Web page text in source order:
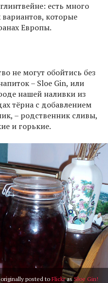
есть много
которые
Европы.
не могут обойтись без
– Sloe Gin, или
нашей наливки из
тёрна с добавлением
– родственник сливы,
и горькие.
posted to FlickrasSloe Gin!